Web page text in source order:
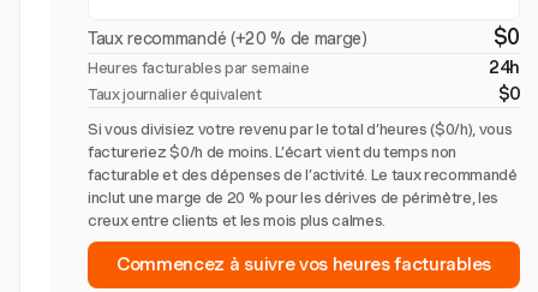
Taux recommandé (+20 % de marge) $0
Heures facturables par semaine 24h
Taux journalier équivalent $0
Si vous divisiez votre revenu par le total d’heures ($0/h), vous
factureriez $0/h de moins. L’écart vient du temps non
facturable et des dépenses de l’activité. Le taux recommandé
inclut une marge de 20 % pour les dérives de périmètre, les
creux entre clients et les mois plus calmes.
Commencez à suivre vos heures facturables